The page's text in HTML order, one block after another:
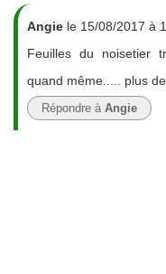
Angie le 15/08/2017 à
Feuilles du noisetier
quand même..... plus
Répondre à Angie